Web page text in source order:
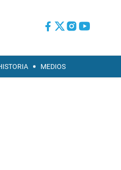
MEDIOS